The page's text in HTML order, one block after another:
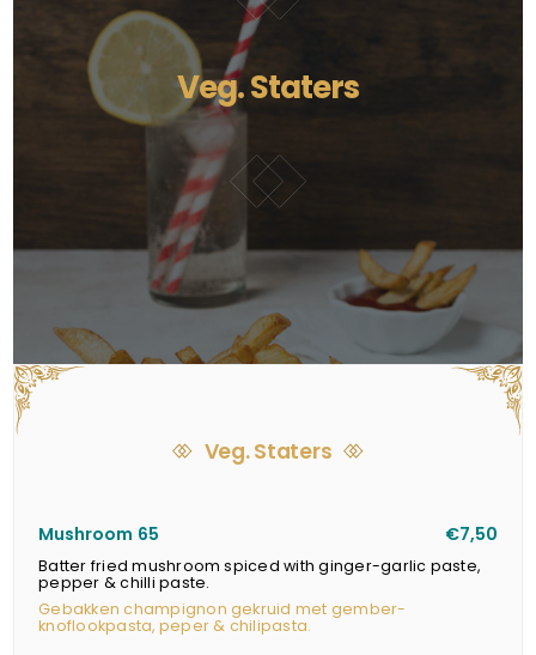
Veg. Staters
Veg. Staters
Mushroom 65 €7,50
Batter fried mushroom spiced with ginger-garlic paste,
pepper & chilli paste.
Gebakken champignon gekruid met gember-
knoflookpasta, peper & chilipasta.